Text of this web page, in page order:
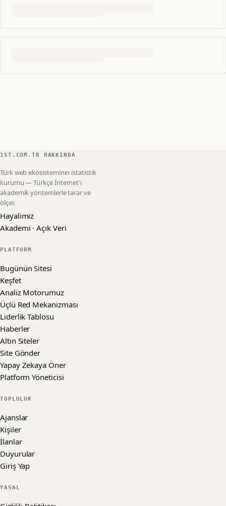
1ST.COM.TR HAKKINDA
Türk web ekosisteminin istatistik
kurumu — Türkçe İnternet'i
akademik yöntemlerle tarar ve
ölçer.
Hayalimiz
Akademi · Açık Veri
PLATFORM
Bugünün Sitesi
Keşfet
Analiz Motorumuz
Üçlü Red Mekanizması
Liderlik Tablosu
Haberler
Altın Siteler
Site Gönder
Yapay Zekaya Öner
Platform Yöneticisi
TOPLULUK
Ajanslar
Kişiler
İlanlar
Duyurular
Giriş Yap
YASAL